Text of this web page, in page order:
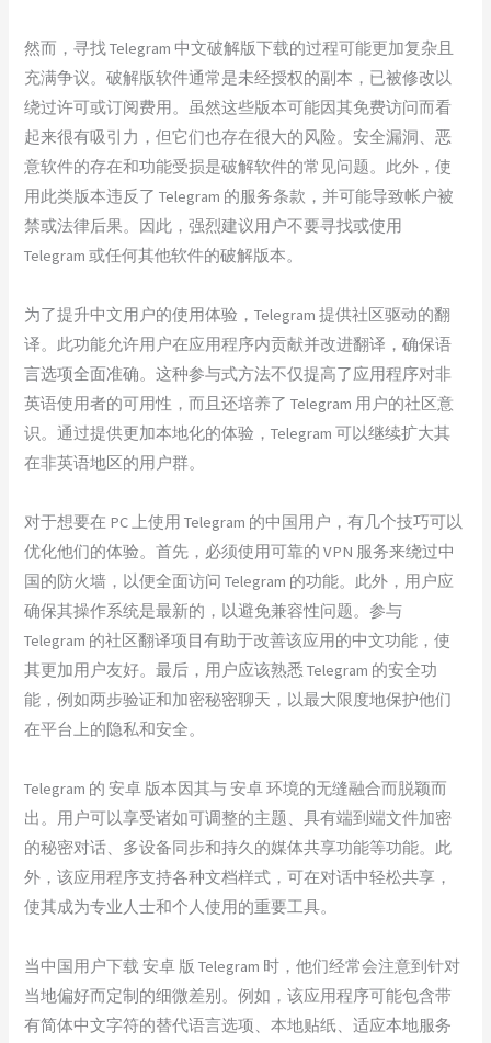
然而，寻找 Telegram 中文破解版下载的过程可能更加复杂且
充满争议。破解版软件通常是未经授权的副本，已被修改以
绕过许可或订阅费用。虽然这些版本可能因其免费访问而看
起来很有吸引力，但它们也存在很大的风险。安全漏洞、恶
意软件的存在和功能受损是破解软件的常见问题。此外，使
用此类版本违反了 Telegram 的服务条款，并可能导致帐户被
禁或法律后果。因此，强烈建议用户不要寻找或使用
Telegram 或任何其他软件的破解版本。
为了提升中文用户的使用体验，Telegram 提供社区驱动的翻
译。此功能允许用户在应用程序内贡献并改进翻译，确保语
言选项全面准确。这种参与式方法不仅提高了应用程序对非
英语使用者的可用性，而且还培养了 Telegram 用户的社区意
识。通过提供更加本地化的体验，Telegram 可以继续扩大其
在非英语地区的用户群。
对于想要在 PC 上使用 Telegram 的中国用户，有几个技巧可以
优化他们的体验。首先，必须使用可靠的 VPN 服务来绕过中
国的防火墙，以便全面访问 Telegram 的功能。此外，用户应
确保其操作系统是最新的，以避免兼容性问题。参与
Telegram 的社区翻译项目有助于改善该应用的中文功能，使
其更加用户友好。最后，用户应该熟悉 Telegram 的安全功
能，例如两步验证和加密秘密聊天，以最大限度地保护他们
在平台上的隐私和安全。
Telegram 的 安卓 版本因其与 安卓 环境的无缝融合而脱颖而
出。用户可以享受诸如可调整的主题、具有端到端文件加密
的秘密对话、多设备同步和持久的媒体共享功能等功能。此
外，该应用程序支持各种文档样式，可在对话中轻松共享，
使其成为专业人士和个人使用的重要工具。
当中国用户下载 安卓 版 Telegram 时，他们经常会注意到针对
当地偏好而定制的细微差别。例如，该应用程序可能包含带
有简体中文字符的替代语言选项、本地贴纸、适应本地服务